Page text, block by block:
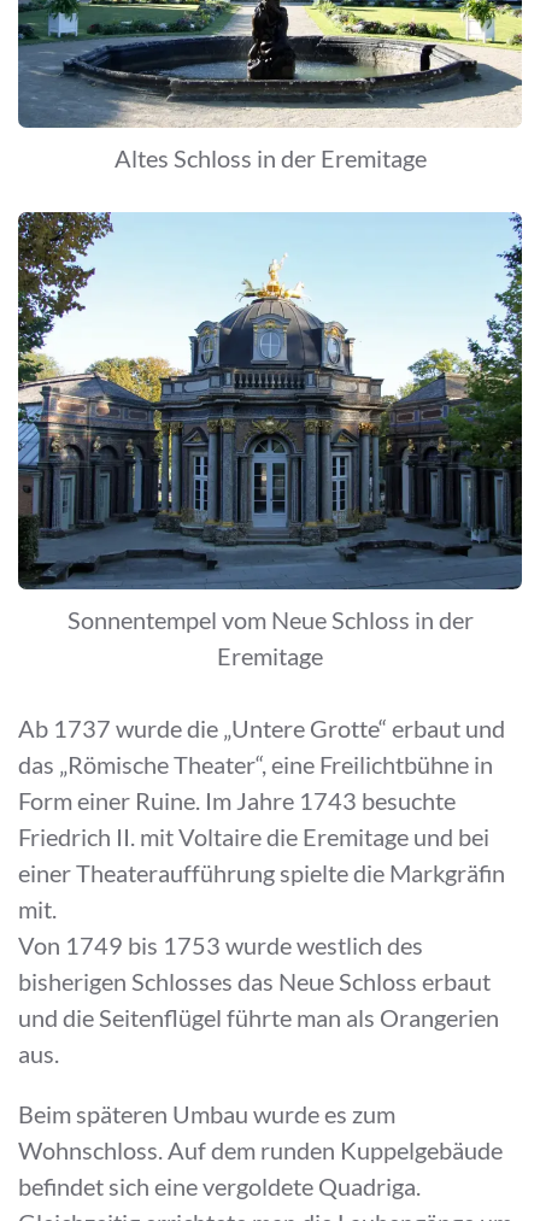
Altes Schloss in der Eremitage
Sonnentempel vom Neue Schloss in der
Eremitage
Ab 1737 wurde die „Untere Grotte“ erbaut und
das „Römische Theater“, eine Freilichtbühne in
Form einer Ruine. Im Jahre 1743 besuchte
Friedrich II. mit Voltaire die Eremitage und bei
einer Theateraufführung spielte die Markgräfin
mit.
Von 1749 bis 1753 wurde westlich des
bisherigen Schlosses das Neue Schloss erbaut
und die Seitenflügel führte man als Orangerien
aus.
Beim späteren Umbau wurde es zum
Wohnschloss. Auf dem runden Kuppelgebäude
befindet sich eine vergoldete Quadriga.